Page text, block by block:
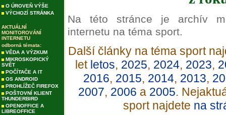
O ÚROVEŇ VÝŠE
VÝCHOZÍ STRÁNKA
AKTUÁLNÍ
MONITOROVÁNÍ
INTERNETU
odborná témata:
VĚDA A VÝZKUM
MIKROSKOPICKÝ
SVĚT
POČÍTAČE A IT
OS ANDROID
PROHLÍŽEČ FIREFOX
POŠTOVNÍ KLIENT
THUNDERBIRD
OPENOFFICE A
LIBREOFFICE
Na této stránce je archív
internetu na téma sport.
Další články na téma sport
let letos, 2025, 2024, 2023,
2016, 2015, 2014, 2013,
2007, 2006 a 2005.
sport najdete na